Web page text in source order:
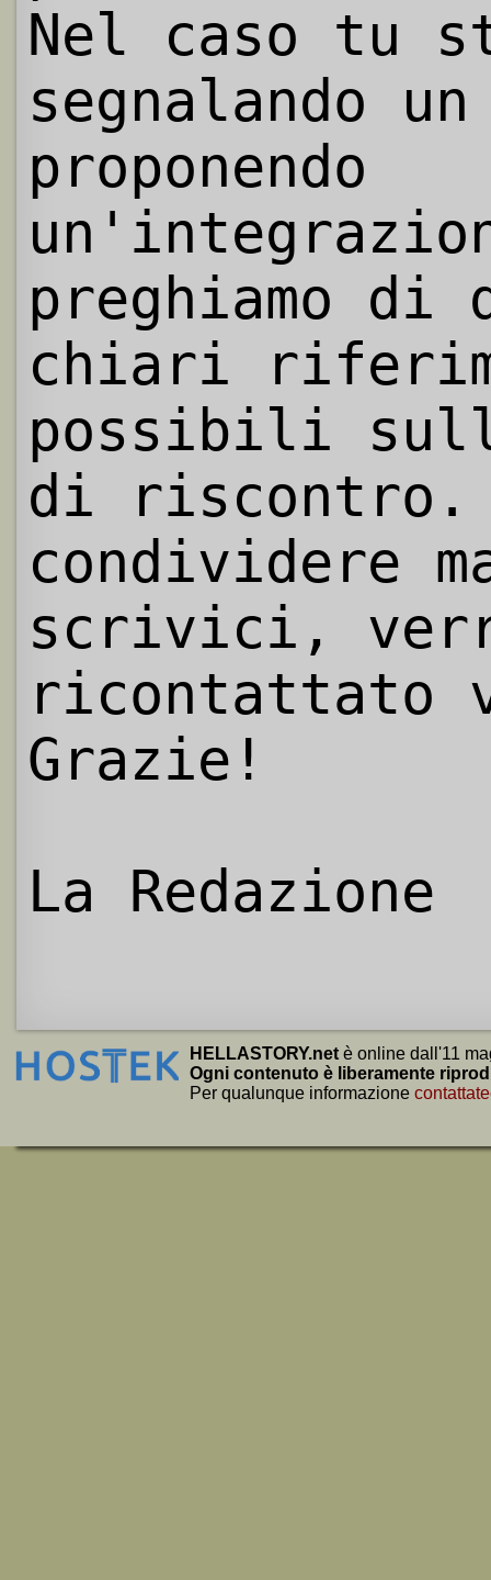
Nel caso tu
segnalando
proponendo
preghiamo
chiari
possibili
di riscontro.
condividere
scrivici,
ricontattato
Grazie!
La Redazione
HELLASTORY.net è online dall'11
Ogni contenuto è liberamente
Per qualunque informazione